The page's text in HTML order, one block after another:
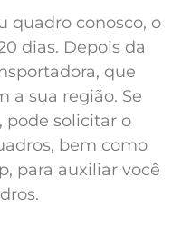
quadro conosco, o
dias. Depois da
que
a sua região. Se
pode solicitar o
bem como
para auxiliar você